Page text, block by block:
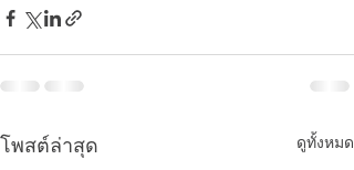
โพสต์ล่าสุด ดูทั้งหมด